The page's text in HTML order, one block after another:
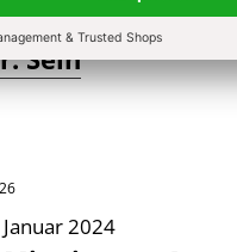
Sein
2024